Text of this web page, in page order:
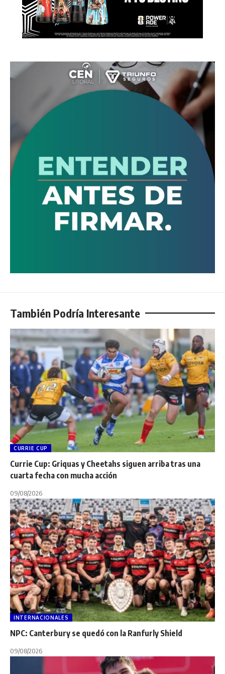
También Podría Interesante
CURRIE CUP
Currie Cup: Griquas y Cheetahs siguen arriba tras una
cuarta fecha con mucha acción
09/08/2026
INTERNACIONALES
NPC: Canterbury se quedó con la Ranfurly Shield
09/08/2026